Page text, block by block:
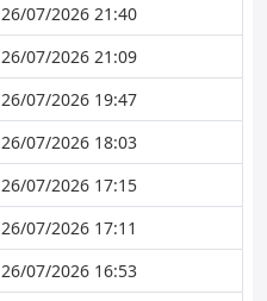
26/07/2026 21:40
26/07/2026 21:09
26/07/2026 19:47
26/07/2026 18:03
26/07/2026 17:15
26/07/2026 17:11
26/07/2026 16:53